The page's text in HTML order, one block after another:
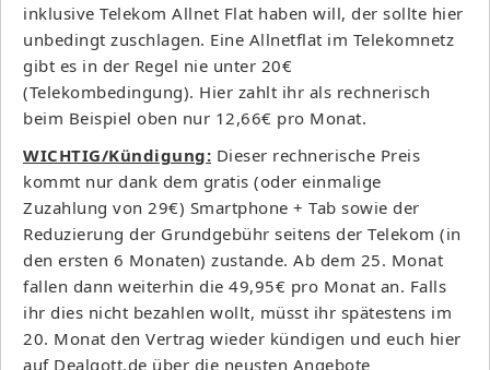
inklusive Telekom Allnet Flat haben will, der sollte hier
unbedingt zuschlagen. Eine Allnetflat im Telekomnetz
gibt es in der Regel nie unter 20€
(Telekombedingung). Hier zahlt ihr als rechnerisch
beim Beispiel oben nur 12,66€ pro Monat.
WICHTIG/Kündigung: Dieser rechnerische Preis
kommt nur dank dem gratis (oder einmalige
Zuzahlung von 29€) Smartphone + Tab sowie der
Reduzierung der Grundgebühr seitens der Telekom (in
den ersten 6 Monaten) zustande. Ab dem 25. Monat
fallen dann weiterhin die 49,95€ pro Monat an. Falls
ihr dies nicht bezahlen wollt, müsst ihr spätestens im
20. Monat den Vertrag wieder kündigen und euch hier
auf Dealgott.de über die neusten Angebote